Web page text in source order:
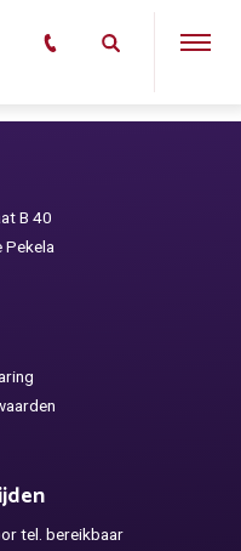
B 40
Pekela
tel. bereikbaar